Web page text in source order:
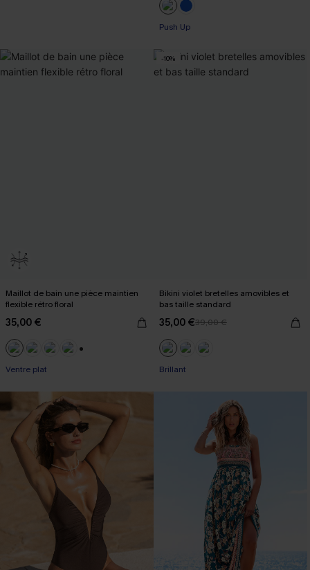
Push Up
Maillot de bain une pièce maintien
flexible rétro floral
35,00 €
Ventre plat
-10%
Bikini violet bretelles amovibles et
bas taille standard
35,00 €39,00 €
Brillant